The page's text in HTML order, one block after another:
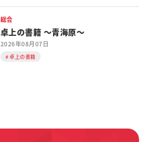
総合
卓上の書籍 ～青海原～
2026年08月07日
卓上の書籍